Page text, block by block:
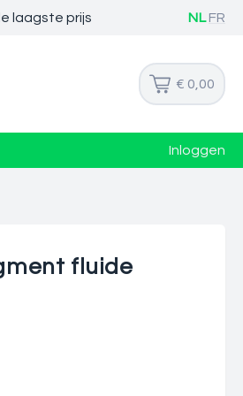
laagste prijs NL FR
€ 0,00
Inloggen
fluide